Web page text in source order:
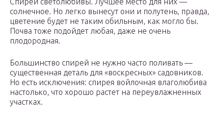
солнечное. Но легко вынесут они и полутень, правда,
цветение будет не таким обильным, как могло бы.
Почва тоже подойдет любая, даже не очень
плодородная.
Большинство спирей не нужно часто поливать —
существенная деталь для «воскресных» садовников.
Но есть исключения: спирея войлочная влаголюбива
настолько, что хорошо растет на переувлажненных
участках.